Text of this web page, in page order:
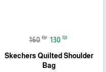
160 ₪ 130 ₪
Skechers Quilted Shoulder
Bag